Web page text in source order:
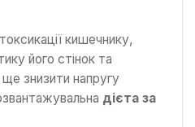
кишечнику,
його стінок та
знизити напругу
дієта за